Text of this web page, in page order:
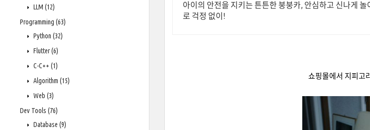
LLM (12)
Programming (63)
Python (32)
Flutter(6)
C-C++ (1)
Algorithm (15)
Web (3)
Dev Tools (76)
Database (9)
아이의 안전을 지키는 튼튼한 붕붕카, 안심하고 신나게
로 걱정 없이!
쇼핑몰에서 지피고